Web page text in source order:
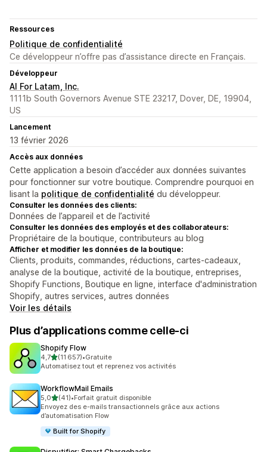
Ressources
Politique de confidentialité
Ce développeur n’offre pas d’assistance directe en Français.
Développeur
AI For Latam, Inc.
1111b South Governors Avenue STE 23217, Dover, DE, 19904,
US
Lancement
13 février 2026
Accès aux données
Cette application a besoin d’accéder aux données suivantes
pour fonctionner sur votre boutique. Comprendre pourquoi en
lisant la politique de confidentialité du développeur.
Consulter les données des clients:
Données de l’appareil et de l’activité
Consulter les données des employés et des collaborateurs:
Propriétaire de la boutique, contributeurs au blog
Afficher et modifier les données de la boutique:
Clients, produits, commandes, réductions, cartes-cadeaux,
analyse de la boutique, activité de la boutique, entreprises,
Shopify Functions, Boutique en ligne, interface d'administration
Shopify, autres services, autres données
Voir les détails
Plus d’applications comme celle-ci
Shopify Flow
4,7étoile(s) sur 5
(11 657)
11657 avis au total
•Gratuite
Automatisez tout et reprenez vos activités
WorkflowMail Emails
5,0étoile(s) sur 5
(41)
41 avis au total
•Forfait gratuit disponible
Envoyez des e-mails transactionnels grâce aux actions
d’automatisation Flow
Built for Shopify